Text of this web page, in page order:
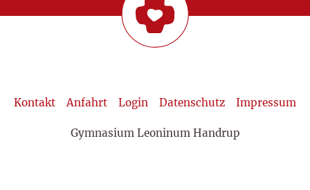
Kontakt Anfahrt Login Datenschutz Impressum
Gymnasium Leoninum Handrup